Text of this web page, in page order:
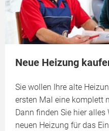
Neue Heizung
Sie wollen Ihre alte
ersten Mal eine komplett
Dann finden Sie hier
neuen Heizung für das